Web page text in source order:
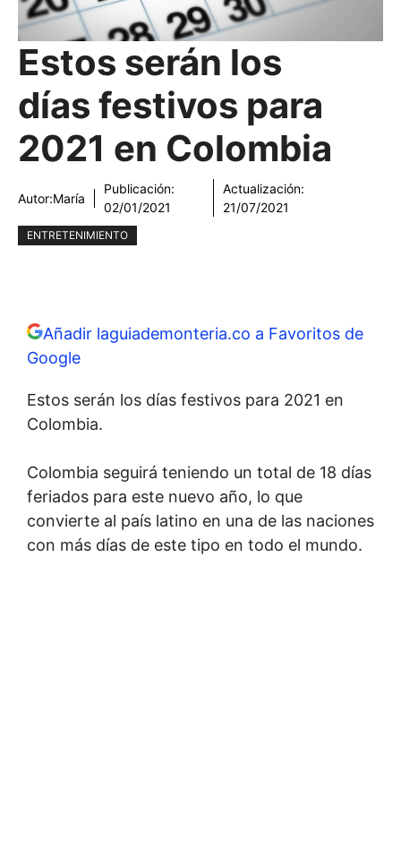
Estos serán los
días festivos para
2021 en Colombia
Autor:María
Publicación:
02/01/2021
Actualización:
21/07/2021
ENTRETENIMIENTO
Añadir laguiademonteria.co a Favoritos de
Google
Estos serán los días festivos para 2021 en
Colombia.
Colombia seguirá teniendo un total de 18 días
feriados para este nuevo año, lo que
convierte al país latino en una de las naciones
con más días de este tipo en todo el mundo.